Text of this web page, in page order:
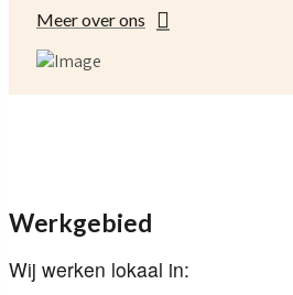
Meer over ons
Werkgebied
Wij werken lokaal in: